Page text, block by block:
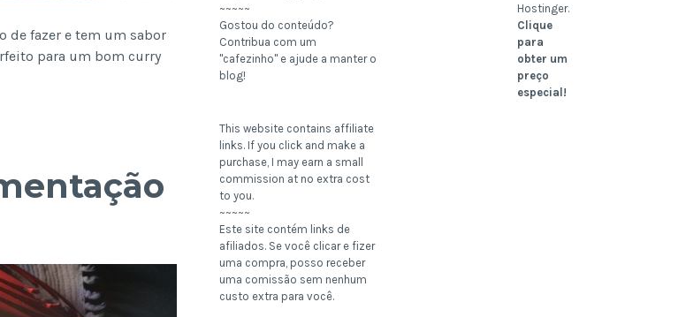
de fazer e tem um sabor
para um bom curry
~~~~~
Gostou do conteúdo?
Contribua com um
"cafezinho" e ajude a manter o
blog!
This website contains affiliate
links. If you click and make a
purchase, I may earn a small
commission at no extra cost
to you.
~~~~~
Este site contém links de
afiliados. Se você clicar e fizer
uma compra, posso receber
uma comissão sem nenhum
custo extra para você.
Hostinger.
Clique
para
obter um
preço
especial!